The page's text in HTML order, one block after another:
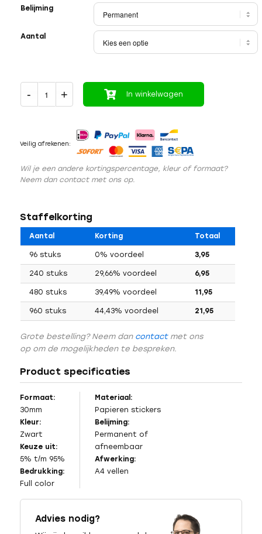
Belijming
Aantal
In winkelwagen
Veilig afrekenen:
Wil je een andere kortingspercentage, kleur of formaat?
Neem dan contact met ons op.
Staffelkorting
Aantal Korting Totaal
96 stuks 0% voordeel 3,95
240 stuks 29,66% voordeel 6,95
480 stuks 39,49% voordeel 11,95
960 stuks 44,43% voordeel 21,95
Grote bestelling? Neem dan contactmet ons
op om de mogelijkheden te bespreken.
Product specificaties
Formaat:
30mm
Kleur:
Zwart
Keuze uit:
5% t/m 95%
Bedrukking:
Full color
Materiaal:
Papieren stickers
Belijming:
Permanent of
afneembaar
Afwerking:
A4 vellen
Advies nodig?